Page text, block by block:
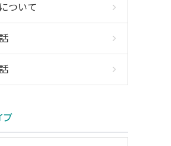
ついて
ブ